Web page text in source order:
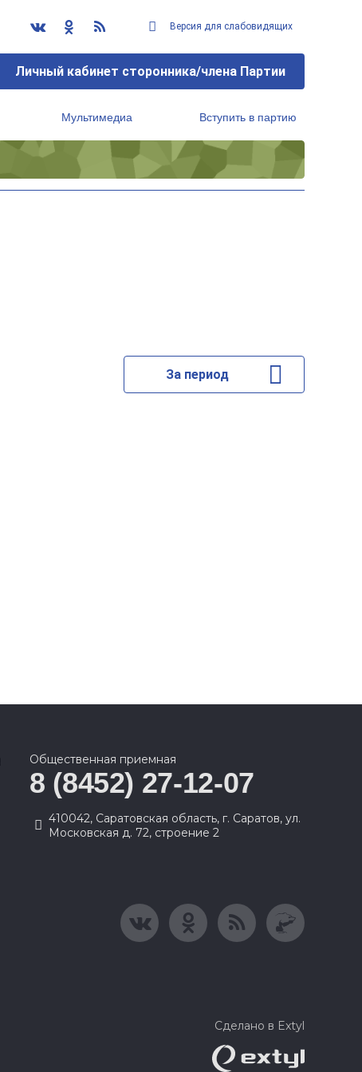
Версия для слабовидящих
Личный кабинет сторонника/члена Партии
Мультимедиа Вступить в партию
За период
Общественная приемная
8 (8452) 27-12-07
410042, Саратовская область, г. Саратов, ул.
Московская д. 72, строение 2
Сделано в Extyl